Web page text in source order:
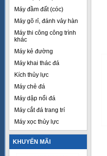
Máy đầm đất (cóc)
Máy gõ rỉ, đánh vảy hàn
Máy thi công công trình
khác
Máy kẻ đường
Máy khai thác đá
Kích thủy lực
Máy chẻ đá
Máy dập nổi đá
Máy cắt đá trang trí
Máy xọc thủy lực
KHUYẾN MÃI